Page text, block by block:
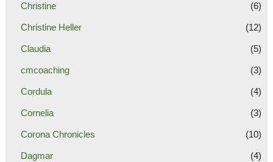
Christine (6)
Christine Heller (12)
Claudia (5)
cmcoaching (3)
Cordula (4)
Cornelia (3)
Corona Chronicles (10)
Dagmar (4)